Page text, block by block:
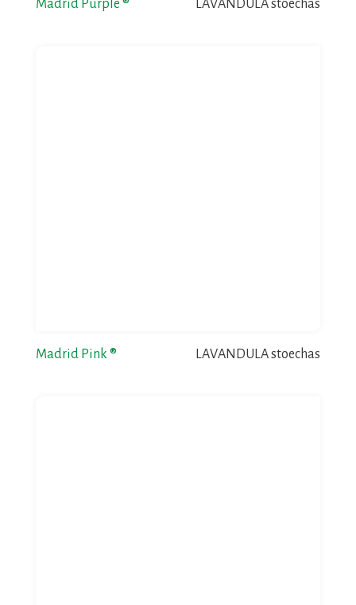
Madrid Purple ® LAVANDULA stoechas
Madrid Pink ® LAVANDULA stoechas